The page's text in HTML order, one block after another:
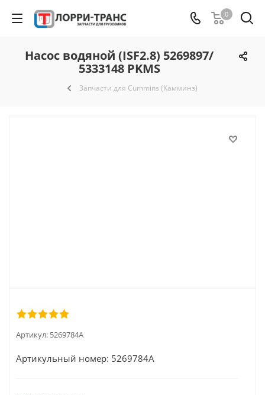
0
Насос водяной (ISF2.8) 5269897/
5333148 PKMS
Запчасти для Cummins (Камминз)
Артикул: 5269784А
Артикульный номер: 5269784А